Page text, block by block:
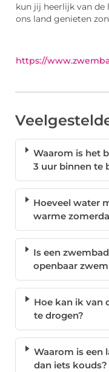
kun jij heerlijk van de
ons land genieten
https://
Waarom is het
3 uur binnen te
Hoeveel water
warme
Is een
openbaar
Hoe kan ik van
te drogen?
Waarom is een
dan iets kouds?